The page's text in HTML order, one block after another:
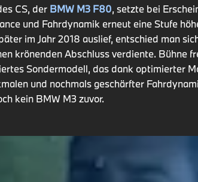
CS, der BMW M3 F80, setzte bei
und Fahrdynamik erneut eine Stufe
im Jahr 2018 auslief, entschied man
krönenden Abschluss verdiente. Bühne
Sondermodell, das dank optimierter
und nochmals geschärfter
kein BMW M3 zuvor.